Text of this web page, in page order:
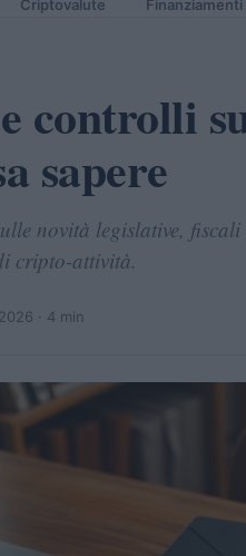
Criptovalute Finanziamenti
controlli
sapere
novità legislative,
cripto-attività.
· 4 min